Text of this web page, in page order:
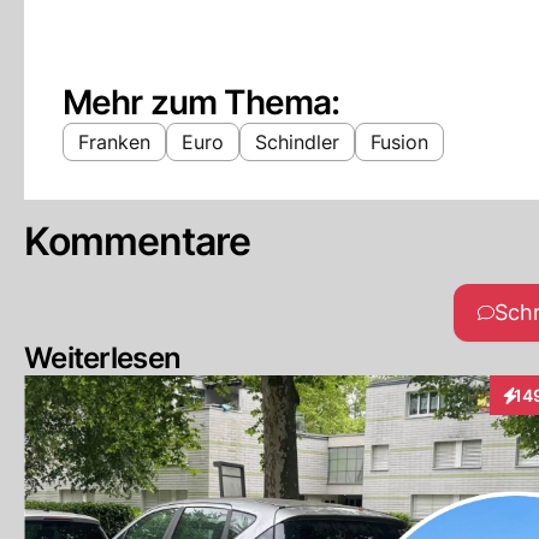
Mehr zum Thema:
Franken Euro Schindler Fusion
Kommentare
Weiterlesen